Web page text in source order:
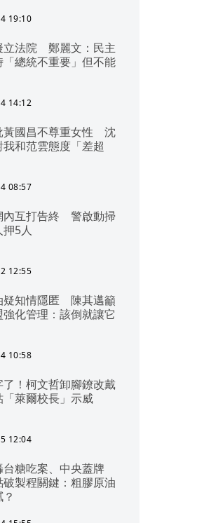
19:10
立法院 鄭麗文：民主
「總統不重要」但不能
14:12
黃國昌不尊重女性 沈
和范雲態度「差超
08:57
內互打告終 警啟動掃
5人
12:55
疑知情隱匿 陳其邁籲
強化管理：該倒就讓它
10:58
了！柯文哲卸腳鐐改戴
萊爾校長」示威
12:04
台糖吃案、中央蓋牌
製程關鍵：粗膠原油